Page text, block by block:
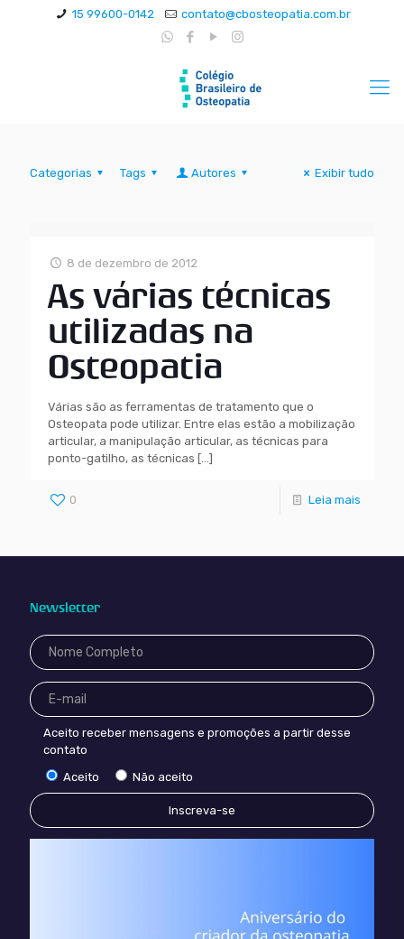
15 99600-0142 contato@cbosteopatia.com.br
Categorias Tags Autores Exibir tudo
8 de dezembro de 2012
As várias técnicas
utilizadas na
Osteopatia
Várias são as ferramentas de tratamento que o
Osteopata pode utilizar. Entre elas estão a mobilização
articular, a manipulação articular, as técnicas para
ponto-gatilho, as técnicas […]
0 Leia mais
Newsletter
Aceito receber mensagens e promoções a partir desse
contato
Aceito
Não aceito